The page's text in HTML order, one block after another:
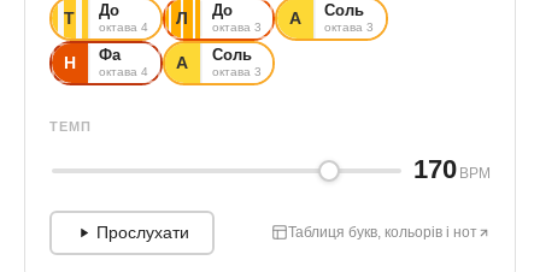
Т До
октава 4 Л До
октава 3 А Соль
октава 3
Н Фа
октава 4 А Соль
октава 3
ТЕМП
170 BPM
Прослухати Таблиця букв, кольорів і нот